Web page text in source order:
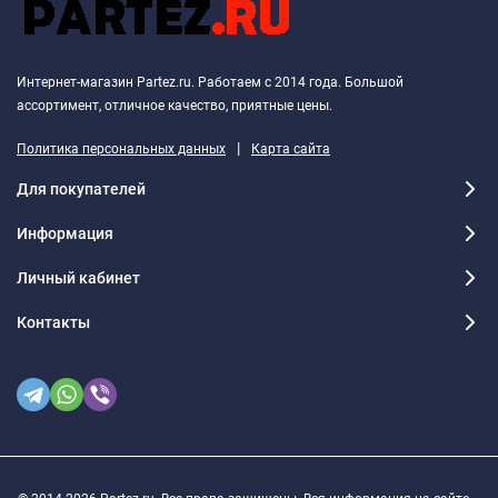
Интернет-магазин Partez.ru. Работаем с 2014 года. Большой
ассортимент, отличное качество, приятные цены.
Политика персональных данных | Карта сайта
Для покупателей
Информация
Личный кабинет
Контакты